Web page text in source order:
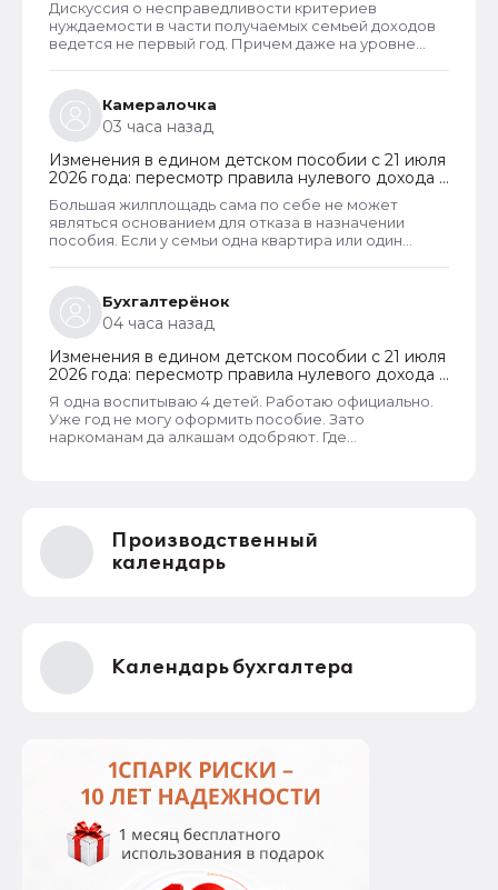
несправедливо.
пребывания
Дискуссия о несправедливости критериев
нуждаемости в части получаемых семьей доходов
ведется не первый год. Причем даже на уровне
пересмотреть. В начале года данные критерии
действительно пересмотрели. Но сделали это
только для многодетных семей. Теперь при
незначительном превышении доходов таких семей
показателей прожиточного минимума пособие они
все равно получают. Но других семей это не
коснулось.
Камералочка
03 часа назад
Изменения в едином детском пособии с 21 июля
2026 года: пересмотр правила нулевого дохода и
новый порядок оформления пособий по месту
пребывания
Большая жилплощадь сама по себе не может
являться основанием для отказа в назначении
пособия. Если у семьи одна квартира или один
площади жилья и количества квадратным метров
такой площади, приходящихся на каждого члена
семьи. В пособии отказывают только если в
собственности семьи находятся две и более
квартиры или жилых дома. Такая семья не может
считаться нуждающейся.
Бухгалтерёнок
04 часа назад
Изменения в едином детском пособии с 21 июля
2026 года: пересмотр правила нулевого дохода и
новый порядок оформления пособий по месту
пребывания
Я одна воспитываю 4 детей. Работаю официально.
Уже год не могу оформить пособие. Зато
наркоманам да алкашам одобряют. Где
Производственный
календарь
Календарь бухгалтера